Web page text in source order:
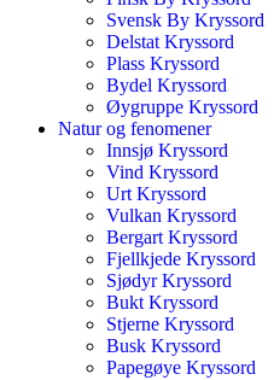
Svensk By Kryssord
Delstat Kryssord
Plass Kryssord
Bydel Kryssord
Øygruppe Kryssord
Natur og fenomener
Innsjø Kryssord
Vind Kryssord
Urt Kryssord
Vulkan Kryssord
Bergart Kryssord
Fjellkjede Kryssord
Sjødyr Kryssord
Bukt Kryssord
Stjerne Kryssord
Busk Kryssord
Papegøye Kryssord